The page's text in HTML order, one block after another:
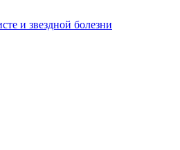
и звездной болезни